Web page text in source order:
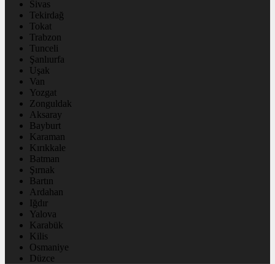
Sivas
Tekirdağ
Tokat
Trabzon
Tunceli
Şanlıurfa
Uşak
Van
Yozgat
Zonguldak
Aksaray
Bayburt
Karaman
Kırıkkale
Batman
Şırnak
Bartın
Ardahan
Iğdır
Yalova
Karabük
Kilis
Osmaniye
Düzce